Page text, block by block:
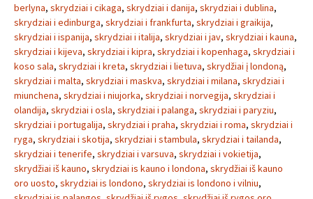
berlyna, skrydziai i cikaga, skrydziai i danija, skrydziai i dublina,
skrydziai i edinburga, skrydziai i frankfurta, skrydziai i graikija,
skrydziai i ispanija, skrydziai i italija, skrydziai i jav, skrydziai i kauna,
skrydziai i kijeva, skrydziai i kipra, skrydziai i kopenhaga, skrydziai i
koso sala, skrydziai i kreta, skrydziai i lietuva, skrydžiai į londoną,
skrydziai i malta, skrydziai i maskva, skrydziai i milana, skrydziai i
miunchena, skrydziai i niujorka, skrydziai i norvegija, skrydziai i
olandija, skrydziai i osla, skrydziai i palanga, skrydziai i paryziu,
skrydziai i portugalija, skrydziai i praha, skrydziai i roma, skrydziai i
ryga, skrydziai i skotija, skrydziai i stambula, skrydziai i tailanda,
skrydziai i tenerife, skrydziai i varsuva, skrydziai i vokietija,
skrydžiai iš kauno, skrydziai is kauno i londona, skrydžiai iš kauno
oro uosto, skrydziai is londono, skrydziai is londono i vilniu,